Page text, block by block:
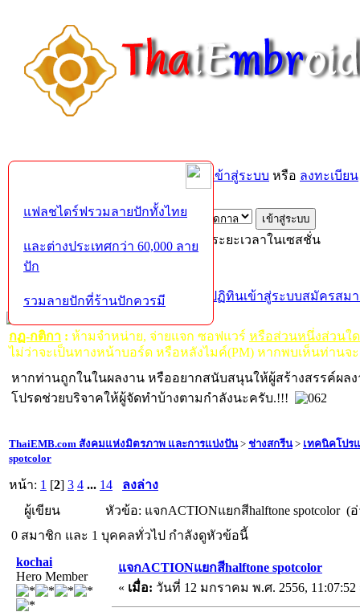
กรุณา เข้าสู่ระบบ หรือ ลงทะเบียน
เข้าสู่ระบบด้วยชื่อผู้ใช้ รหัสผ่าน และระยะเวลาในเซสชั่น
หน้าแรก เว็บบอร์ด ช่วยเหลือ ปฏิทินเข้าสู่ระบบสมัครสม
กฏ-กติกา : ห้ามจำหน่าย, จ่ายแจก ซอฟแวร์ หรือส่วนหนึ่งส่วนใ
ไม่ว่าจะเป็นทางหน้าบอร์ด หรือหลังไมค์(PM) หากพบเห็นท่านจ
หากท่านถูกในในผลงาน หรืออยากสนับสนุนให้ผู้สร้างสรรค์ผล
โปรดช่วยบริจาคให้ผู้จัดทำบ้างตามกำลังนะครับ.!!!
ThaiEMB.com สังคมแห่งมิตรภาพ และการแบ่งปัน> ช่างสกรีน> เทคนิคโปร
spotcolor
หน้า: 1 [2] 3 4 ... 14
ลงล่าง
ผู้เขียน
หัวข้อ: แจกACTIONแยกสีhalftone spotcolor (
0 สมาชิก และ 1 บุคคลทั่วไป กำลังดูหัวข้อนี้
kochai
Hero Member
แจกACTIONแยกสีhalftone spotcolor
« เมื่อ: วันที่ 12 มกราคม พ.ศ. 2556, 11:07:52
แฟลชไดร์ฟรวมลายปักทั้งไทย
และต่างประเทศกว่า 60,000 ลาย
ปัก
รวมลายปักที่ร้านปักควรมี